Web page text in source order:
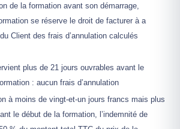
de la formation avant son démarrage,
se réserve le droit de facturer à a
Client des frais d’annulation calculés
plus de 21 jours ouvrables avant le
: aucun frais d’annulation
à moins de vingt-et-un jours francs mais plus
le début de la formation, l’indemnité de